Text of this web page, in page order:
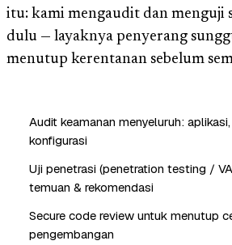
itu: kami mengaudit dan menguji
dulu — layaknya penyerang
menutup kerentanan sebelum
Audit keamanan menyeluruh:
konfigurasi
Uji penetrasi (penetration testing /
temuan & rekomendasi
Secure code review untuk menutup
pengembangan